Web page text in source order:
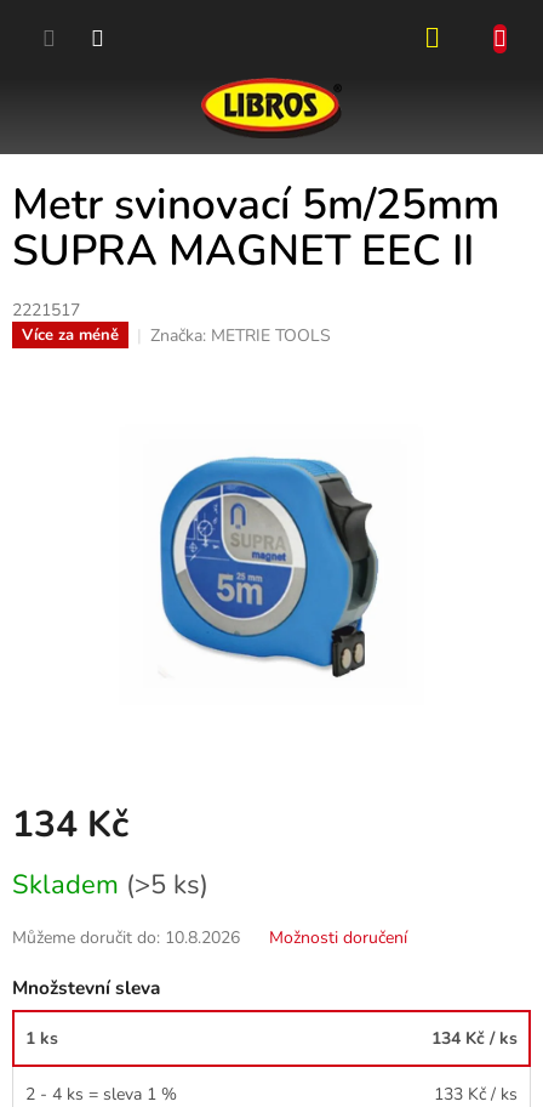
Metr svinovací 5m/25mm
SUPRA MAGNET EEC II
2221517
Více za méně Značka: METRIE TOOLS
134 Kč
cena:
Skladem (>5 ks)
Můžeme doručit do: 10.8.2026 Možnosti doručení
Množstevní sleva
1 ks 134 Kč / ks
2 - 4 ks = sleva 1 % 133 Kč / ks